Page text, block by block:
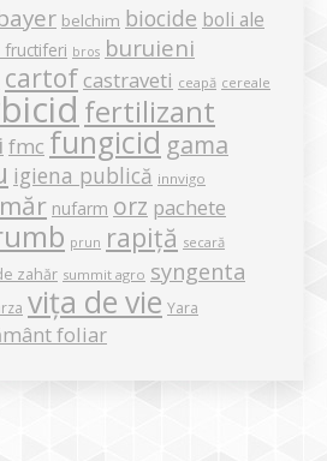
belchim biocide boli ale
bros buruieni
cartof castraveti ceapă cereale
fertilizant
fmc fungicid gama
igiena publică innvigo
măr nufarm orz pachete
prun rapiță secară
zahăr summit agro syngenta
vița de vie Yara
foliar